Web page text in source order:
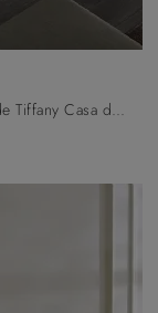
Clicca e scopri la madia Kalì 350 3 BIC Verde Tiffany Casa d'Oro: se cerchi mobili in legno per stanze moderne, questa è l'acquisto perfetto per te!